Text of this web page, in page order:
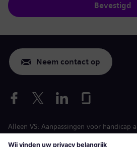
Bevestigd
Neem contact op
Alleen VS: Aanpassingen voor handicap